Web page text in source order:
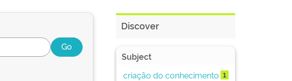
Discover
Subject
criação do conhecimento 1